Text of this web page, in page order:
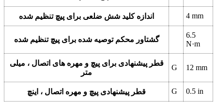
اندازه کلید شش ضلعی برای پیچ تنظیم شده 4 mm
گشتاور محکم توصیه شده برای پیچ تنظیم شده
6.5
N·m
قطر پیشنهادی برای پیچ و مهره های اتصال ، میلی
متر
G 12 mm
قطر پیشنهادی پیچ و مهره اتصال ، اینچ G 0.5 in